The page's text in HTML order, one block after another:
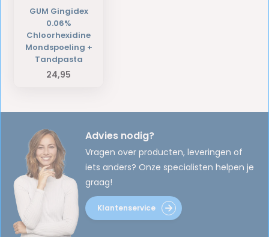
GUM Gingidex
0.06%
Chloorhexidine
Mondspoeling +
Tandpasta
24,95
Advies nodig?
Vragen over producten, leveringen of
iets anders? Onze specialisten helpen je
graag!
Klantenservice